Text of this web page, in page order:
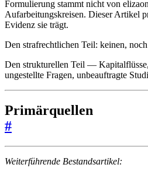
Formulierung stammt nicht von
Aufarbeitungskreisen. Dieser Artikel
Evidenz sie trägt.
Den strafrechtlichen Teil: keinen,
Den strukturellen Teil —
ungestellte Fragen, unbeauftragte
Primärquellen
#
Weiterführende Bestandsartikel: